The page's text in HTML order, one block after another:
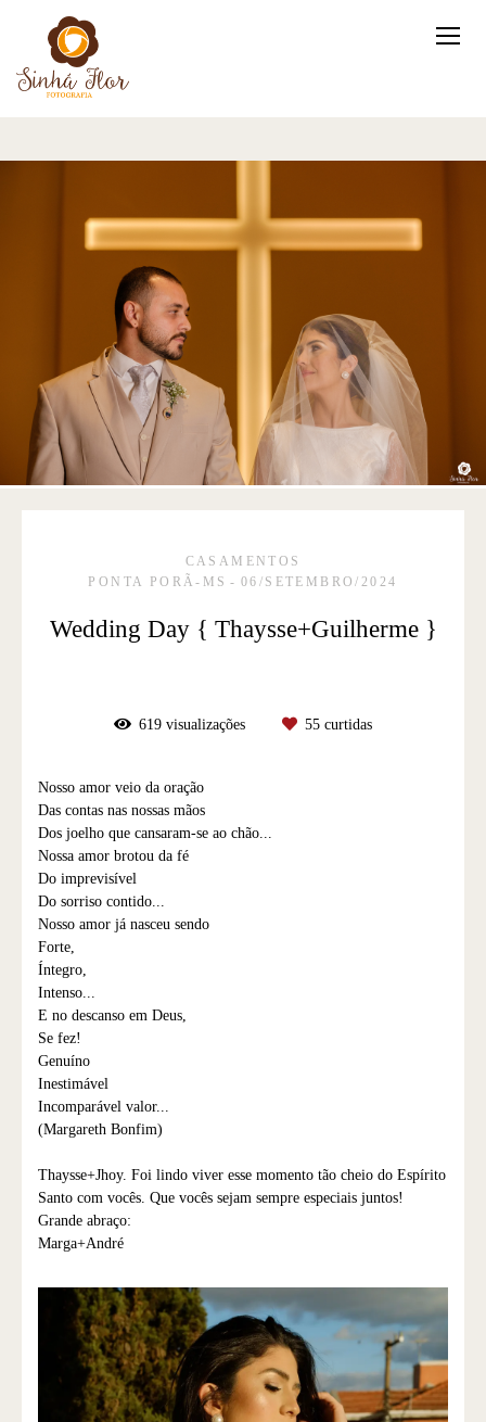
CASAMENTOS
PONTA PORÃ-MS
06/SETEMBRO/2024
Wedding Day { Thaysse+Guilherme }
619 visualizações 55 curtidas
Nosso amor veio da oração
Das contas nas nossas mãos
Dos joelho que cansaram-se ao chão...
Nossa amor brotou da fé
Do imprevisível
Do sorriso contido...
Nosso amor já nasceu sendo
Forte,
Íntegro,
Intenso...
E no descanso em Deus,
Se fez!
Genuíno
Inestimável
Incomparável valor...
(Margareth Bonfim)
Thaysse+Jhoy. Foi lindo viver esse momento tão cheio do Espírito
Santo com vocês. Que vocês sejam sempre especiais juntos!
Grande abraço:
Marga+André